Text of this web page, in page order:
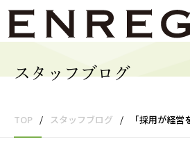
スタッフブログ
TOP / スタッフブログ / 「採用が経営を変えた瞬間」株式